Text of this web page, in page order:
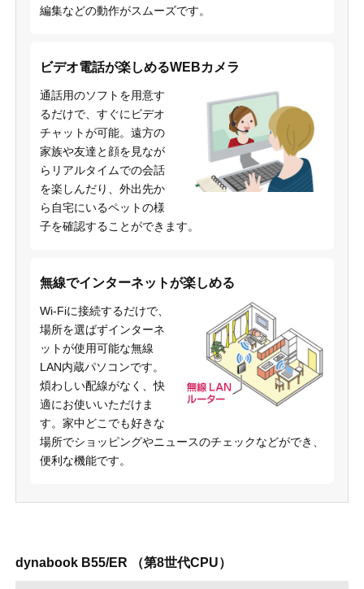
編集などの動作がスムーズです。
ビデオ電話が楽しめるWEBカメラ
通話用のソフトを用意す
るだけで、すぐにビデオ
チャットが可能。遠方の
家族や友達と顔を見なが
らリアルタイムでの会話
を楽しんだり、外出先か
ら自宅にいるペットの様
子を確認することができます。
無線でインターネットが楽しめる
Wi-Fiに接続するだけで、
場所を選ばずインターネ
ットが使用可能な無線
LAN内蔵パソコンです。
煩わしい配線がなく、快
適にお使いいただけま
す。家中どこでも好きな
場所でショッピングやニュースのチェックなどができ、
便利な機能です。
dynabook B55/ER （第8世代CPU）